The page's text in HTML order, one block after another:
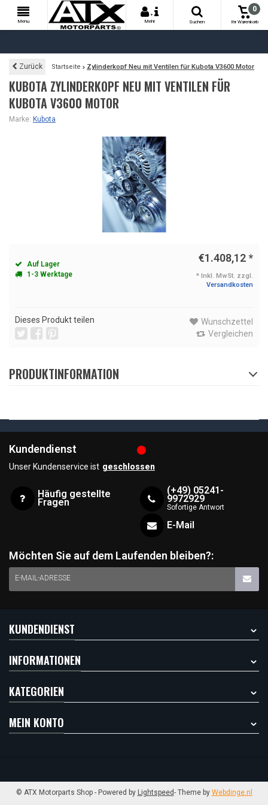
Menu
+
Mehr
Suchen
0
Ihr Warenkorb
Zurück Startseite Zylinderkopf Neu mit Ventilen für Kubota V3600 Motor
KUBOTA ZYLINDERKOPF NEU MIT VENTILEN FÜR
KUBOTA V3600 MOTOR
Marke: Kubota
Auf Lager
1-3 Werktage
€1.408,12*
* Inkl. MwSt. zzgl.
Versandkosten
Dieses Produkt teilen
Wunschzettel
Vergleichen
PRODUKTINFORMATION
Kundendienst
Unser Kundenservice ist geschlossen
Häufig gestellte
Fragen
(+49) 05241-
9972929
Sofortige Antwort
E-Mail
Möchten Sie auf dem Laufenden bleiben?:
E-MAIL-ADRESSE
KUNDENDIENST
INFORMATIONEN
KATEGORIEN
MEIN KONTO
© ATX Motorparts Shop - Powered by Lightspeed- Theme by Webdinge.nl